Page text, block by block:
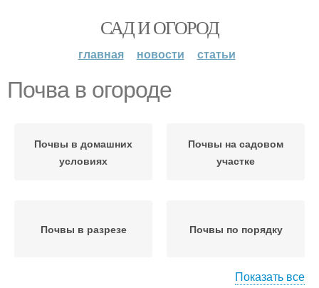
САД И ОГОРОД
главная новости статьи
Почва в огороде
Почвы в домашних
условиях
Почвы на садовом
участке
Почвы в разрезе Почвы по порядку
Показать все